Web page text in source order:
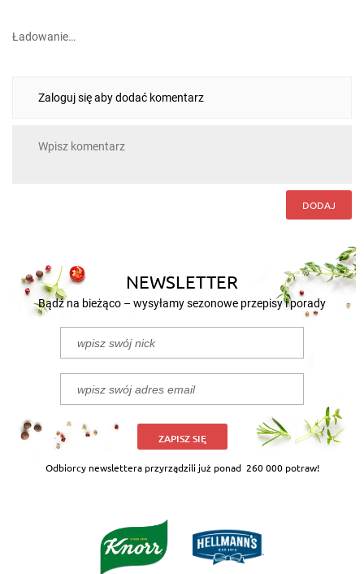
Ładowanie…
Zaloguj się aby dodać komentarz
DODAJ
NEWSLETTER
Bądź na bieżąco – wysyłamy sezonowe przepisy i porady
ZAPISZ SIĘ
Odbiorcy newslettera przyrządzili już ponad 260 000 potraw!